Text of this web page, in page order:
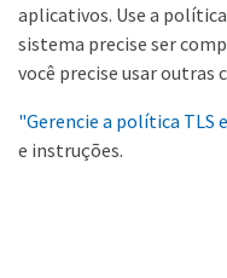
aplicativos. Use a
sistema precise ser
você precise usar outras
"Gerencie a política TLS
e instruções.